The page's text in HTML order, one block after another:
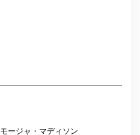
モージャ・マディソン